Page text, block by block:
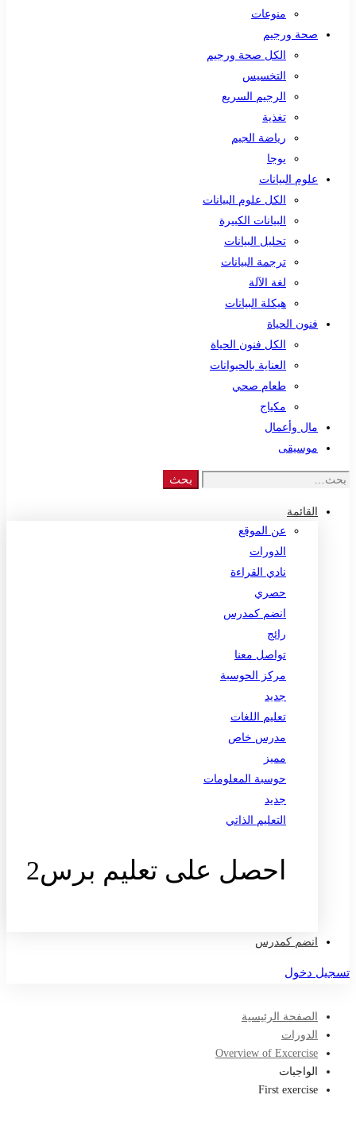
منوعات
صحة ورجيم
الكل صحة ورجيم
التخسيس
الرجيم السريع
تغذية
رياضة الجيم
يوجا
علوم البيانات
الكل علوم البيانات
البيانات الكبيرة
تحليل البيانات
ترجمة البيانات
لغة الآلة
هيكلة البيانات
فنون الحياة
الكل فنون الحياة
العناية بالحيوانات
طعام صحي
مكياج
مال وأعمال
موسيقى
Search
بحث
القائمة
عن الموقع
الدورات
نادي القراءة
حصري
انضم كمدرس
رائج
تواصل معنا
مركز الحوسبة
جديد
تعليم اللغات
مدرس خاص
مميز
حوسبة المعلومات
جديد
التعليم الذاتي
احصل على تعليم برس2
انضم كمدرس
تسجيل دخول
الصفحة الرئيسية
الدورات
Overview of Excercise
الواجبات
First exercise